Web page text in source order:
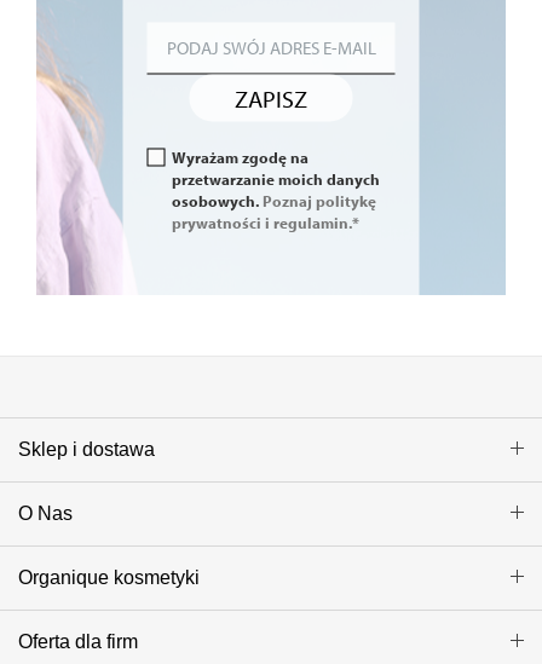
ZAPISZ
Wyrażam zgodę na
przetwarzanie moich danych
osobowych. Poznaj politykę
prywatności i regulamin.*
Sklep i dostawa
O Nas
Organique kosmetyki
Oferta dla firm